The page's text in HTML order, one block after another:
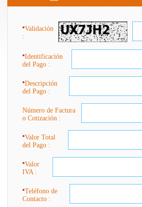
*Validación
:
*Identificación
del Pago :
*Descripción
del Pago :
Número de Factura
o Cotización :
*Valor Total
del Pago :
*Valor
IVA :
*Teléfono de
Contacto :